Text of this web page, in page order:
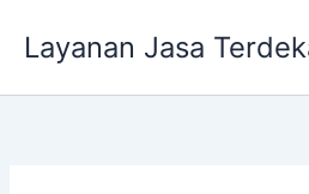
Layanan Jasa